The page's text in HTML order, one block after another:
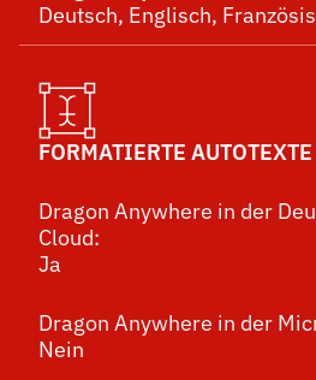
Deutsch, Englisch,
FORMATIERTE AUTOTEXTE
Dragon Anywhere in der
Cloud:
Ja
Dragon Anywhere in der
Nein